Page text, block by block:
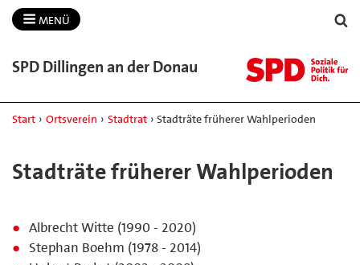
MENÜ
SPD Dillingen an der Donau
Start › Ortsverein › Stadtrat › Stadträte früherer Wahlperioden
Stadträte früherer Wahlperioden
Albrecht Witte (1990 - 2020)
Stephan Boehm (1978 - 2014)